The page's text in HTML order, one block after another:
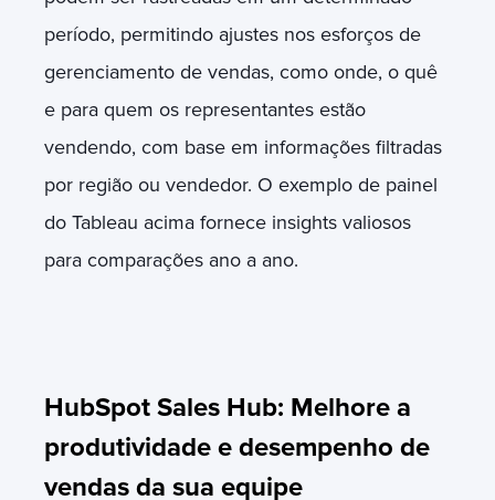
período, permitindo ajustes nos esforços de
gerenciamento de vendas, como onde, o quê
e para quem os representantes estão
vendendo, com base em informações filtradas
por região ou vendedor. O exemplo de painel
do Tableau acima fornece insights valiosos
para comparações ano a ano.
HubSpot Sales Hub: Melhore a
produtividade e desempenho de
vendas da sua equipe